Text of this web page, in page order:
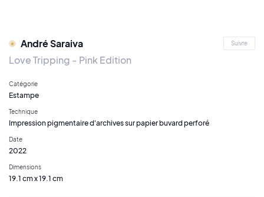
André Saraiva Suivre
Love Tripping - Pink Edition
Catégorie
Estampe
Technique
Impression pigmentaire d'archives sur papier buvard perforé
Date
2022
Dimensions
19.1 cm x 19.1 cm